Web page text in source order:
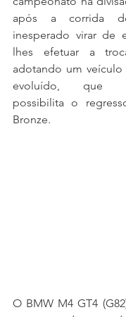
após a corrida
inesperado virar de
lhes efetuar a
adotando um
evoluído, que
possibilita o
Bronze.
O BMW M4 GT4